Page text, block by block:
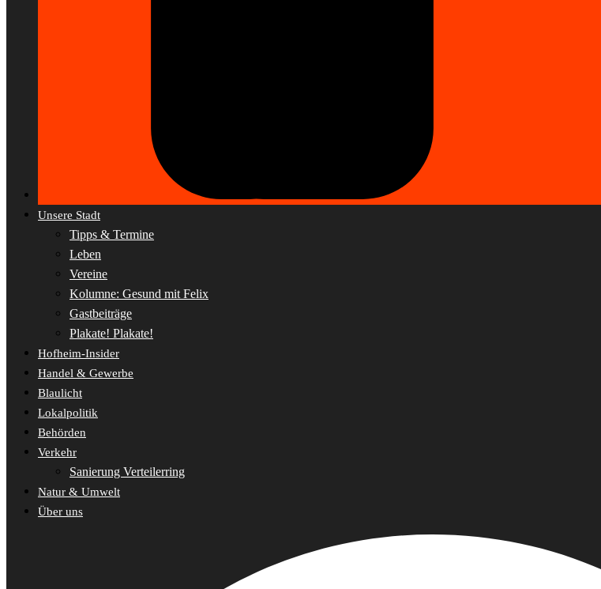
Unsere Stadt
Tipps & Termine
Leben
Vereine
Kolumne: Gesund mit Felix
Gastbeiträge
Plakate! Plakate!
Hofheim-Insider
Handel & Gewerbe
Blaulicht
Lokalpolitik
Behörden
Verkehr
Sanierung Verteilerring
Natur & Umwelt
Über uns